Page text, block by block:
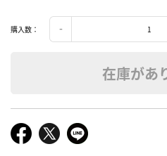
購入数：
在庫があ